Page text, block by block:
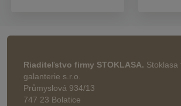
Riaditeľstvo firmy STOKLASA. Stoklasa
galanterie s.r.o.
Průmyslová 934/13
747 23 Bolatice